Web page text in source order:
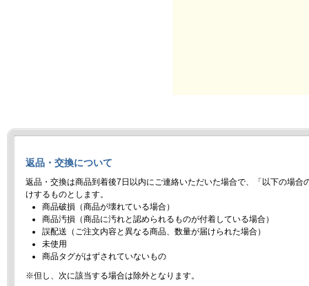
返品・交換について
返品・交換は商品到着後7日以内にご連絡いただいた場合で、「以下の場合
けするものとします。
商品破損（商品が壊れている場合）
商品汚損（商品に汚れと認められるものが付着している場合）
誤配送（ご注文内容と異なる商品、数量が届けられた場合）
未使用
商品タグがはずされていないもの
※但し、次に該当する場合は除外となります。